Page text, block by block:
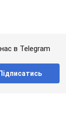
в Telegram
Підписатись